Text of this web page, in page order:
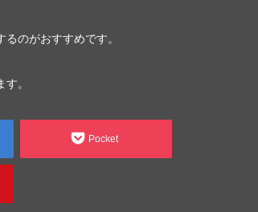
のがおすすめです。
。
Pocket